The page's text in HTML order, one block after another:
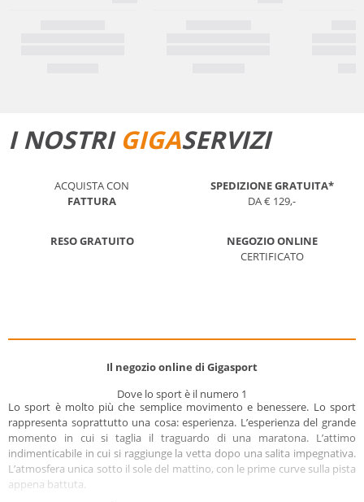
I NOSTRI GIGASERVIZI
ACQUISTA CON
FATTURA
SPEDIZIONE GRATUITA*
DA € 129,-
RESO GRATUITO
NEGOZIO ONLINE
CERTIFICATO
Il negozio online di Gigasport
Dove lo sport è il numero 1
Lo sport è molto più che semplice movimento e benessere. Lo sport
rappresenta soprattutto una cosa: esperienza. L’esperienza del grande
momento in cui si taglia il traguardo di una maratona. L’attimo
indimenticabile in cui si raggiunge la vetta dopo una salita impegnativa.
L’atmosfera unica sotto il sole del mattino, con le prime curve sulla pista
appena battuta.